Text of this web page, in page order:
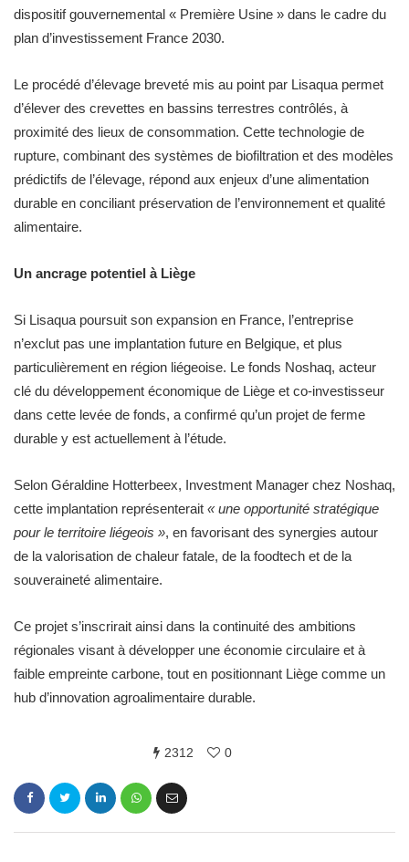
dispositif gouvernemental « Première Usine » dans le cadre du
plan d’investissement France 2030.
Le procédé d’élevage breveté mis au point par Lisaqua permet
d’élever des crevettes en bassins terrestres contrôlés, à
proximité des lieux de consommation. Cette technologie de
rupture, combinant des systèmes de biofiltration et des modèles
prédictifs de l’élevage, répond aux enjeux d’une alimentation
durable en conciliant préservation de l’environnement et qualité
alimentaire.
Un ancrage potentiel à Liège
Si Lisaqua poursuit son expansion en France, l’entreprise
n’exclut pas une implantation future en Belgique, et plus
particulièrement en région liégeoise. Le fonds Noshaq, acteur
clé du développement économique de Liège et co-investisseur
dans cette levée de fonds, a confirmé qu’un projet de ferme
durable y est actuellement à l’étude.
Selon Géraldine Hotterbeex, Investment Manager chez Noshaq,
cette implantation représenterait « une opportunité stratégique
pour le territoire liégeois », en favorisant des synergies autour
de la valorisation de chaleur fatale, de la foodtech et de la
souveraineté alimentaire.
Ce projet s’inscrirait ainsi dans la continuité des ambitions
régionales visant à développer une économie circulaire et à
faible empreinte carbone, tout en positionnant Liège comme un
hub d’innovation agroalimentaire durable.
2312 0